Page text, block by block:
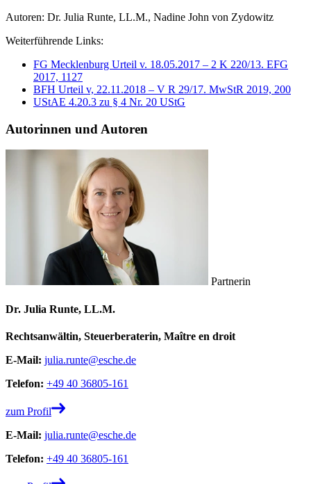
Autoren: Dr. Julia Runte, LL.M., Nadine John von Zydowitz
Weiterführende Links:
FG Mecklenburg Urteil v. 18.05.2017 – 2 K 220/13. EFG
2017, 1127
BFH Urteil v, 22.11.2018 – V R 29/17. MwStR 2019, 200
UStAE 4.20.3 zu § 4 Nr. 20 UStG
Autorinnen und Autoren
Partnerin
Dr. Julia Runte, LL.M.
Rechtsanwältin, Steuerberaterin, Maître en droit
E-Mail: julia.runte@esche.de
Telefon: +49 40 36805-161
zum Profil
E-Mail: julia.runte@esche.de
Telefon: +49 40 36805-161